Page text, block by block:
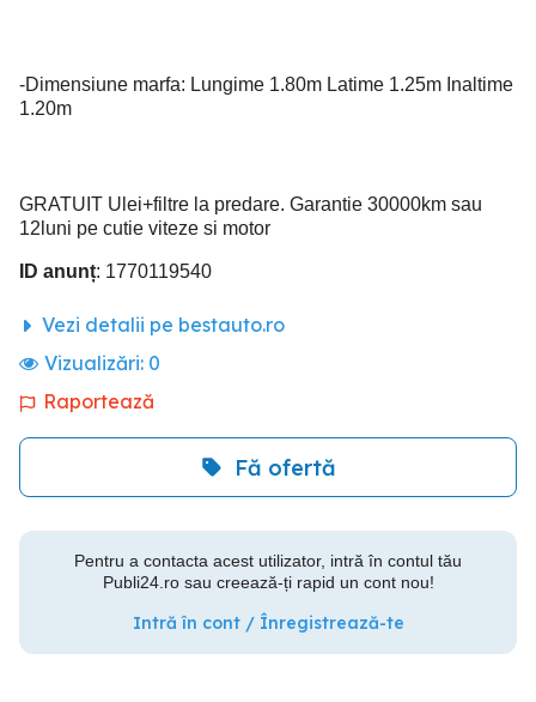
-Dimensiune marfa: Lungime 1.80m Latime 1.25m Inaltime
1.20m
GRATUIT Ulei+filtre la predare. Garantie 30000km sau
12luni pe cutie viteze si motor
ID anunț: 1770119540
Vezi detalii pe bestauto.ro
Vizualizări: 0
Raportează
Fă ofertă
Pentru a contacta acest utilizator, intră în contul tău
Publi24.ro sau creează-ți rapid un cont nou!
Intră în cont / Înregistrează-te